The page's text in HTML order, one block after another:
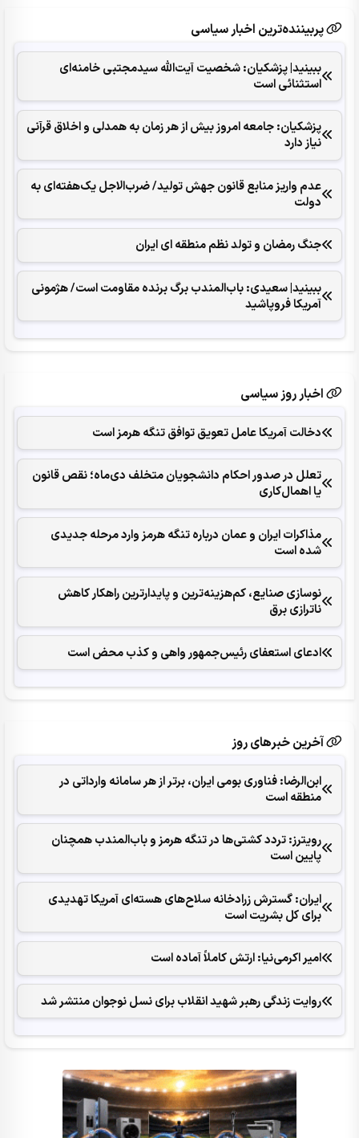
پربیننده‌ترین اخبار سیاسی
ببینید| پزشکیان: شخصیت آیت‌الله سیدمجتبی خامنه‌ای
استثنائی است
پزشکیان: جامعه امروز بیش از هر زمان به همدلی و اخلاق قرآنی
نیاز دارد
عدم واریز منابع قانون جهش تولید/ ضرب‌الاجل یک‌هفته‌ای به
دولت
جنگ رمضان و تولد نظم منطقه ای ایران
ببینید| سعیدی: باب‌المندب برگ برنده مقاومت است/ هژمونی
آمریکا فروپاشید
اخبار روز سیاسی
دخالت آمریکا عامل تعویق توافق تنگه هرمز است
تعلل در صدور احکام‌ دانشجویان متخلف دی‌ماه؛ نقص قانون
یا اهمال‌کاری
مذاکرات ایران و عمان درباره تنگه هرمز وارد مرحله جدیدی
شده است
نوسازی صنایع، کم‌هزینه‌ترین و پایدارترین راهکار کاهش
ناترازی برق
ادعای استعفای رئیس‌جمهور واهی و کذب محض است
آخرین خبرهای روز
ابن‌الرضا: فناوری بومی ایران، برتر از هر سامانه وارداتی در
منطقه است
رویترز: تردد کشتی‌ها در تنگه هرمز و باب‌المندب همچنان
پایین است
ایران: گسترش زرادخانه سلاح‌های هسته‌ای آمریکا تهدیدی
برای کل بشریت است
امیر اکرمی‌نیا: ارتش کاملاً آماده است
روایت زندگی رهبر شهید انقلاب برای نسل نوجوان منتشر شد